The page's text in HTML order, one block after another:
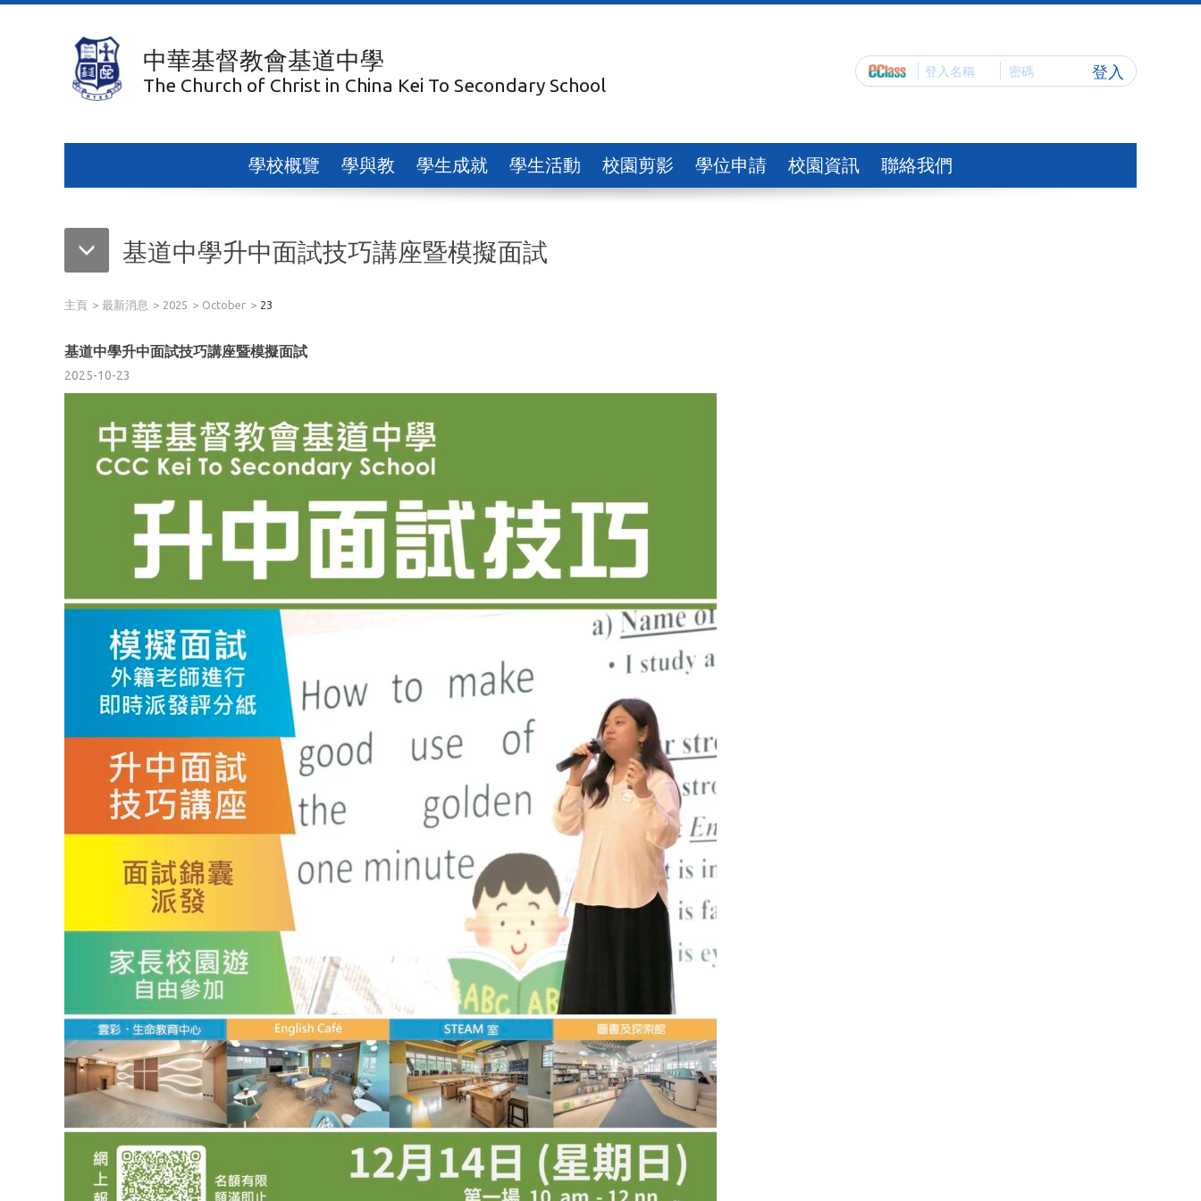
中華基督教會基道中學
The Church of Christ in China Kei To Secondary School
登入
學校概覽 學與教 學生成就 學生活動 校園剪影 學位申請 校園資訊 聯絡我們
基道中學升中面試技巧講座暨模擬面試
主頁 最新消息 2025 October 23
基道中學升中面試技巧講座暨模擬面試
2025-10-23